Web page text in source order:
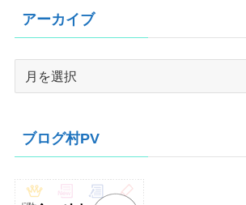
アーカイブ
ブ
ブログ村PV